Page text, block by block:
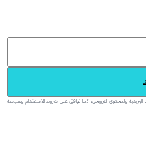
النشرات البريدية والمحتوى الترويجي، كما توافق على شروط الاستخدام وسياسة